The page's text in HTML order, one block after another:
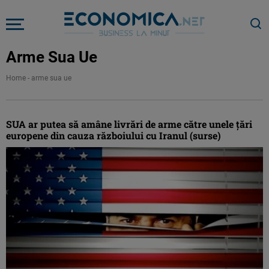
Arme Sua Ue
Home - arme sua ue
SUA ar putea să amâne livrări de arme către unele ţări
europene din cauza războiului cu Iranul (surse)